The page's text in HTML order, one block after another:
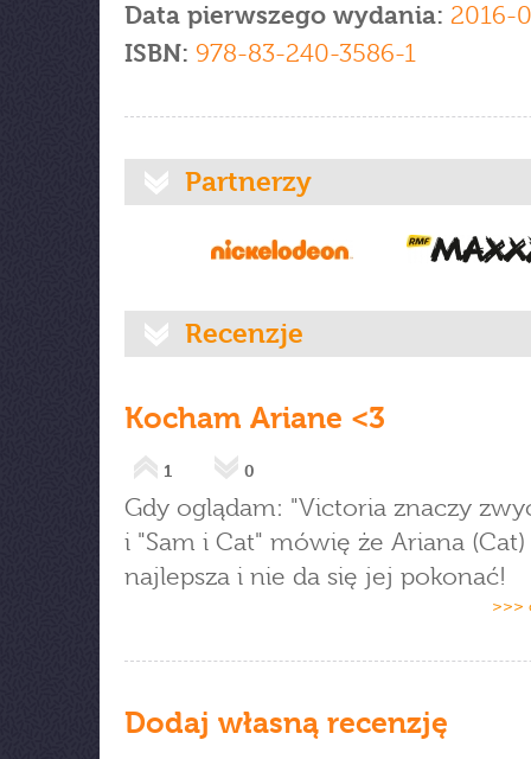
Data pierwszego wydania: 2016-
ISBN: 978-83-240-3586-1
Partnerzy
Recenzje
Kocham Ariane <3
1 0
Gdy oglądam: "Victoria znaczy
i "Sam i Cat" mówię że Ariana
najlepsza i nie da się jej pokonać!
>>>
Dodaj własną recenzję